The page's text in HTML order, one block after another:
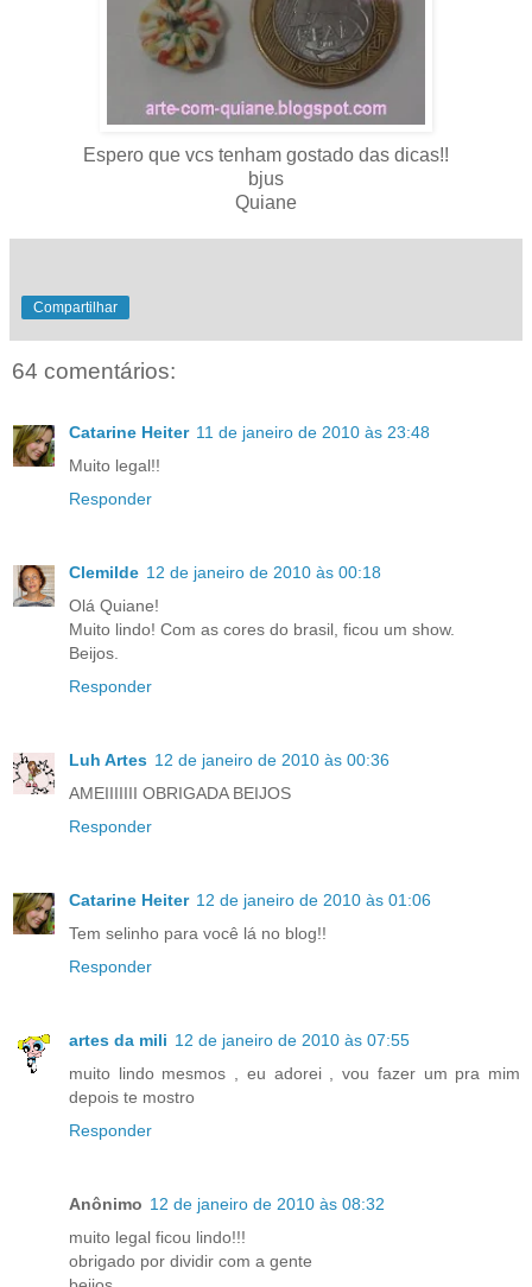
Espero que vcs tenham gostado das dicas!!
bjus
Quiane
Compartilhar
64 comentários:
Catarine Heiter 11 de janeiro de 2010 às 23:48
Muito legal!!
Responder
Clemilde 12 de janeiro de 2010 às 00:18
Olá Quiane!
Muito lindo! Com as cores do brasil, ficou um show.
Beijos.
Responder
Luh Artes 12 de janeiro de 2010 às 00:36
AMEIIIIIII OBRIGADA BEIJOS
Responder
Catarine Heiter 12 de janeiro de 2010 às 01:06
Tem selinho para você lá no blog!!
Responder
artes da mili 12 de janeiro de 2010 às 07:55
muito lindo mesmos , eu adorei , vou fazer um pra mim
depois te mostro
Responder
Anônimo 12 de janeiro de 2010 às 08:32
muito legal ficou lindo!!!
obrigado por dividir com a gente